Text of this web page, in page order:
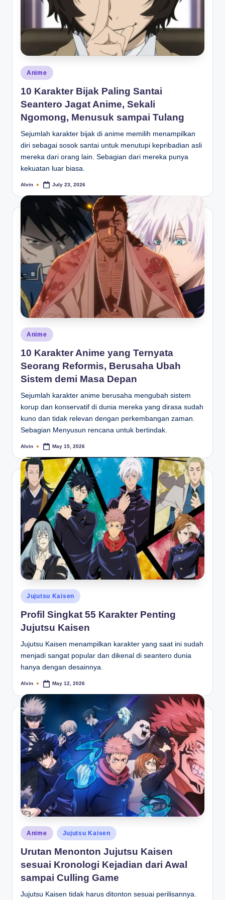
Posted
in
Anime
10 Karakter Bijak Paling Santai
Seantero Jagat Anime, Sekali
Ngomong, Menusuk sampai Tulang
Sejumlah karakter bijak di anime memilih menampilkan
diri sebagai sosok santai untuk menutupi kepribadian asli
mereka dari orang lain. Sebagian dari mereka punya
kekuatan luar biasa.
Posted
Alvin July 23, 2026
Posted
in
Anime
10 Karakter Anime yang Ternyata
Seorang Reformis, Berusaha Ubah
Sistem demi Masa Depan
Sejumlah karakter anime berusaha mengubah sistem
korup dan konservatif di dunia mereka yang dirasa sudah
kuno dan tidak relevan dengan perkembangan zaman.
Sebagian Menyusun rencana untuk bertindak.
Posted
Alvin May 15, 2026
Posted
in
Jujutsu Kaisen
Profil Singkat 55 Karakter Penting
Jujutsu Kaisen
Jujutsu Kaisen menampilkan karakter yang saat ini sudah
menjadi sangat popular dan dikenal di seantero dunia
hanya dengan desainnya.
Posted
Alvin May 12, 2026
Posted
in
Anime Jujutsu Kaisen
Urutan Menonton Jujutsu Kaisen
sesuai Kronologi Kejadian dari Awal
sampai Culling Game
Jujutsu Kaisen tidak harus ditonton sesuai perilisannya.